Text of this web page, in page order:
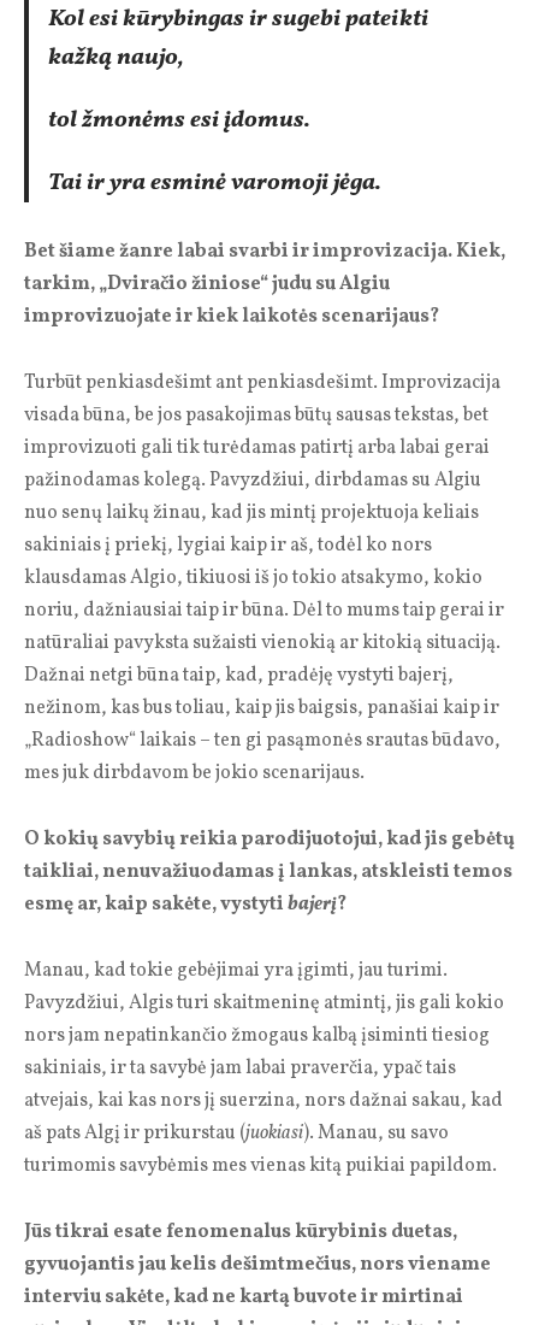
Kol esi kūrybingas ir sugebi pateikti
kažką naujo,
tol žmonėms esi įdomus.
Tai ir yra esminė varomoji jėga.
Bet šiame žanre labai svarbi ir improvizacija. Kiek,
tarkim, „Dviračio žiniose“ judu su Algiu
improvizuojate ir kiek laikotės scenarijaus?
Turbūt penkiasdešimt ant penkiasdešimt. Improvizacija
visada būna, be jos pasakojimas būtų sausas tekstas, bet
improvizuoti gali tik turėdamas patirtį arba labai gerai
pažinodamas kolegą. Pavyzdžiui, dirbdamas su Algiu
nuo senų laikų žinau, kad jis mintį projektuoja keliais
sakiniais į priekį, lygiai kaip ir aš, todėl ko nors
klausdamas Algio, tikiuosi iš jo tokio atsakymo, kokio
noriu, dažniausiai taip ir būna. Dėl to mums taip gerai ir
natūraliai pavyksta sužaisti vienokią ar kitokią situaciją.
Dažnai netgi būna taip, kad, pradėję vystyti bajerį,
nežinom, kas bus toliau, kaip jis baigsis, panašiai kaip ir
„Radioshow“ laikais – ten gi pasąmonės srautas būdavo,
mes juk dirbdavom be jokio scenarijaus.
O kokių savybių reikia parodijuotojui, kad jis gebėtų
taikliai, nenuvažiuodamas į lankas, atskleisti temos
esmę ar, kaip sakėte, vystytibajerį?
Manau, kad tokie gebėjimai yra įgimti, jau turimi.
Pavyzdžiui, Algis turi skaitmeninę atmintį, jis gali kokio
nors jam nepatinkančio žmogaus kalbą įsiminti tiesiog
sakiniais, ir ta savybė jam labai praverčia, ypač tais
atvejais, kai kas nors jį suerzina, nors dažnai sakau, kad
aš pats Algį ir prikurstau (juokiasi). Manau, su savo
turimomis savybėmis mes vienas kitą puikiai papildom.
Jūs tikrai esate fenomenalus kūrybinis duetas,
gyvuojantis jau kelis dešimtmečius, nors viename
interviu sakėte, kad ne kartą buvote ir mirtinai